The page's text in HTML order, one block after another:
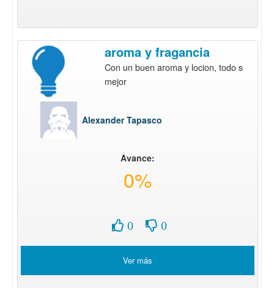
aroma y fragancia
Con un buen aroma y locion, todo s
mejor
Alexander Tapasco
Avance:
0%
0 0
Ver más